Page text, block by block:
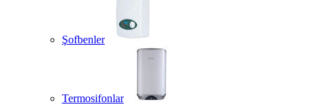
Şofbenler
Termosifonlar